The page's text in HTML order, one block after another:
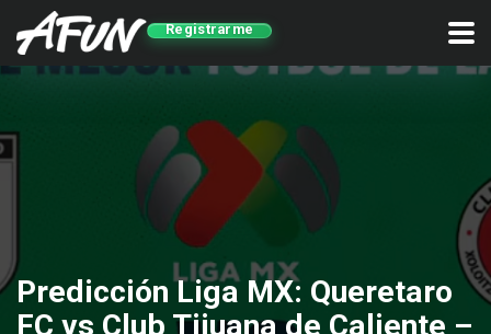
Registrarme
Predicción Liga MX: Queretaro
FC vs Club Tijuana de Caliente –